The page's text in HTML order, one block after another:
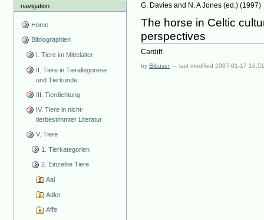
navigation
Home
Bibliographien
I. Tiere im Mittelalter
II. Tiere in Tierallegorese
und Tierkunde
III. Tierdichtung
IV. Tiere in nicht-
tierbestimmter Literatur
V. Tiere
1. Tierkategorien
2. Einzelne Tiere
Aal
Adler
Affe
G. Davies and N. A Jones (ed.) (1997)
The horse in Celtic
perspectives
Cardiff.
byBibuser —last modified2007-01-17